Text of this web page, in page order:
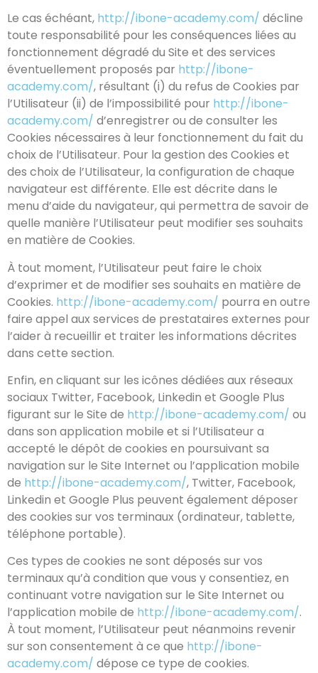
Le cas échéant, http://ibone-academy.com/ décline
toute responsabilité pour les conséquences liées au
fonctionnement dégradé du Site et des services
éventuellement proposés par http://ibone-
academy.com/, résultant (i) du refus de Cookies par
l’Utilisateur (ii) de l’impossibilité pour http://ibone-
academy.com/ d’enregistrer ou de consulter les
Cookies nécessaires à leur fonctionnement du fait du
choix de l’Utilisateur. Pour la gestion des Cookies et
des choix de l’Utilisateur, la configuration de chaque
navigateur est différente. Elle est décrite dans le
menu d’aide du navigateur, qui permettra de savoir de
quelle manière l’Utilisateur peut modifier ses souhaits
en matière de Cookies.
À tout moment, l’Utilisateur peut faire le choix
d’exprimer et de modifier ses souhaits en matière de
Cookies. http://ibone-academy.com/ pourra en outre
faire appel aux services de prestataires externes pour
l’aider à recueillir et traiter les informations décrites
dans cette section.
Enfin, en cliquant sur les icônes dédiées aux réseaux
sociaux Twitter, Facebook, Linkedin et Google Plus
figurant sur le Site de http://ibone-academy.com/ ou
dans son application mobile et si l’Utilisateur a
accepté le dépôt de cookies en poursuivant sa
navigation sur le Site Internet ou l’application mobile
de http://ibone-academy.com/, Twitter, Facebook,
Linkedin et Google Plus peuvent également déposer
des cookies sur vos terminaux (ordinateur, tablette,
téléphone portable).
Ces types de cookies ne sont déposés sur vos
terminaux qu’à condition que vous y consentiez, en
continuant votre navigation sur le Site Internet ou
l’application mobile de http://ibone-academy.com/.
À tout moment, l’Utilisateur peut néanmoins revenir
sur son consentement à ce que http://ibone-
academy.com/ dépose ce type de cookies.